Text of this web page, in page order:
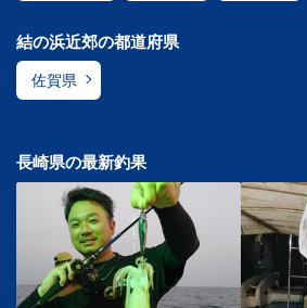
結の浜近郊の都道府県
佐賀県
長崎県の最新釣果